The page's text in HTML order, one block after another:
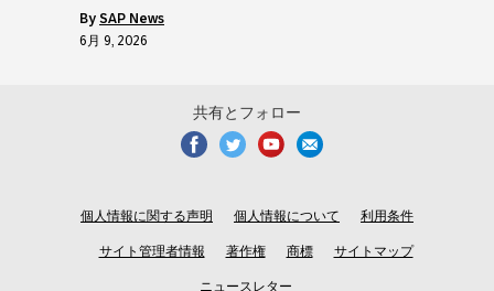
by SAP News
6月 9, 2026
共有とフォロー
個人情報に関する声明 個人情報について 利用条件
サイト管理者情報 著作権 商標 サイトマップ
ニュースレター